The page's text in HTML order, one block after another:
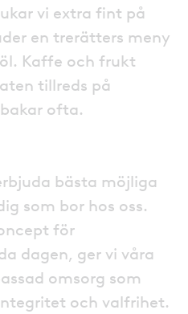
vi extra fint på
en trerätters meny
Kaffe och frukt
tillreds på
ofta.
bästa möjliga
som bor hos oss.
för
dagen, ger vi våra
omsorg som
och valfrihet.